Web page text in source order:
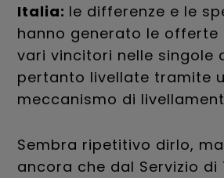
Italia: le differenze e le
hanno generato le offerte
vari vincitori nelle singole
pertanto livellate tramite
meccanismo di
Sembra ripetitivo dirlo,
ancora che dal Servizio di